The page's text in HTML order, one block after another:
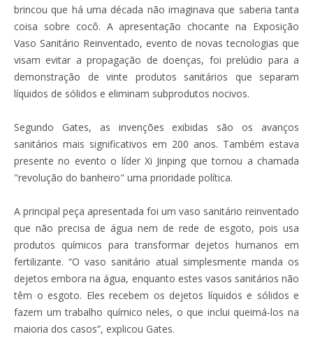
brincou que há uma década não imaginava que saberia tanta
coisa sobre cocô. A apresentação chocante na Exposição
Vaso Sanitário Reinventado, evento de novas tecnologias que
visam evitar a propagação de doenças, foi prelúdio para a
demonstração de vinte produtos sanitários que separam
líquidos de sólidos e eliminam subprodutos nocivos.
Segundo Gates, as invenções exibidas são os avanços
sanitários mais significativos em 200 anos. Também estava
presente no evento o líder Xi Jinping que tornou a chamada
"revolução do banheiro" uma prioridade política.
A principal peça apresentada foi um vaso sanitário reinventado
que não precisa de água nem de rede de esgoto, pois usa
produtos químicos para transformar dejetos humanos em
fertilizante. “O vaso sanitário atual simplesmente manda os
dejetos embora na água, enquanto estes vasos sanitários não
têm o esgoto. Eles recebem os dejetos líquidos e sólidos e
fazem um trabalho químico neles, o que inclui queimá-los na
maioria dos casos”, explicou Gates.